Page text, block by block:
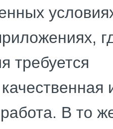
требуется
работа. В то